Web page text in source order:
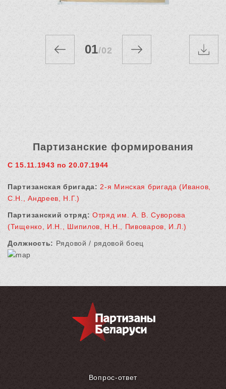
01/02
Партизанские формирования
С 15.11.1943 по 20.07.1944
Партизанская бригада: 2-я Минская бригада (Иванов,
С.Н., Андреев, Н.Г.)
Партизанский отряд: Отряд им. А. В. Суворова
(Тищенко, И.Н., Шипилов, Н.Н., Пивоваров, И.Л.)
Должность: Рядовой / рядовой боец
Вопрос-ответ